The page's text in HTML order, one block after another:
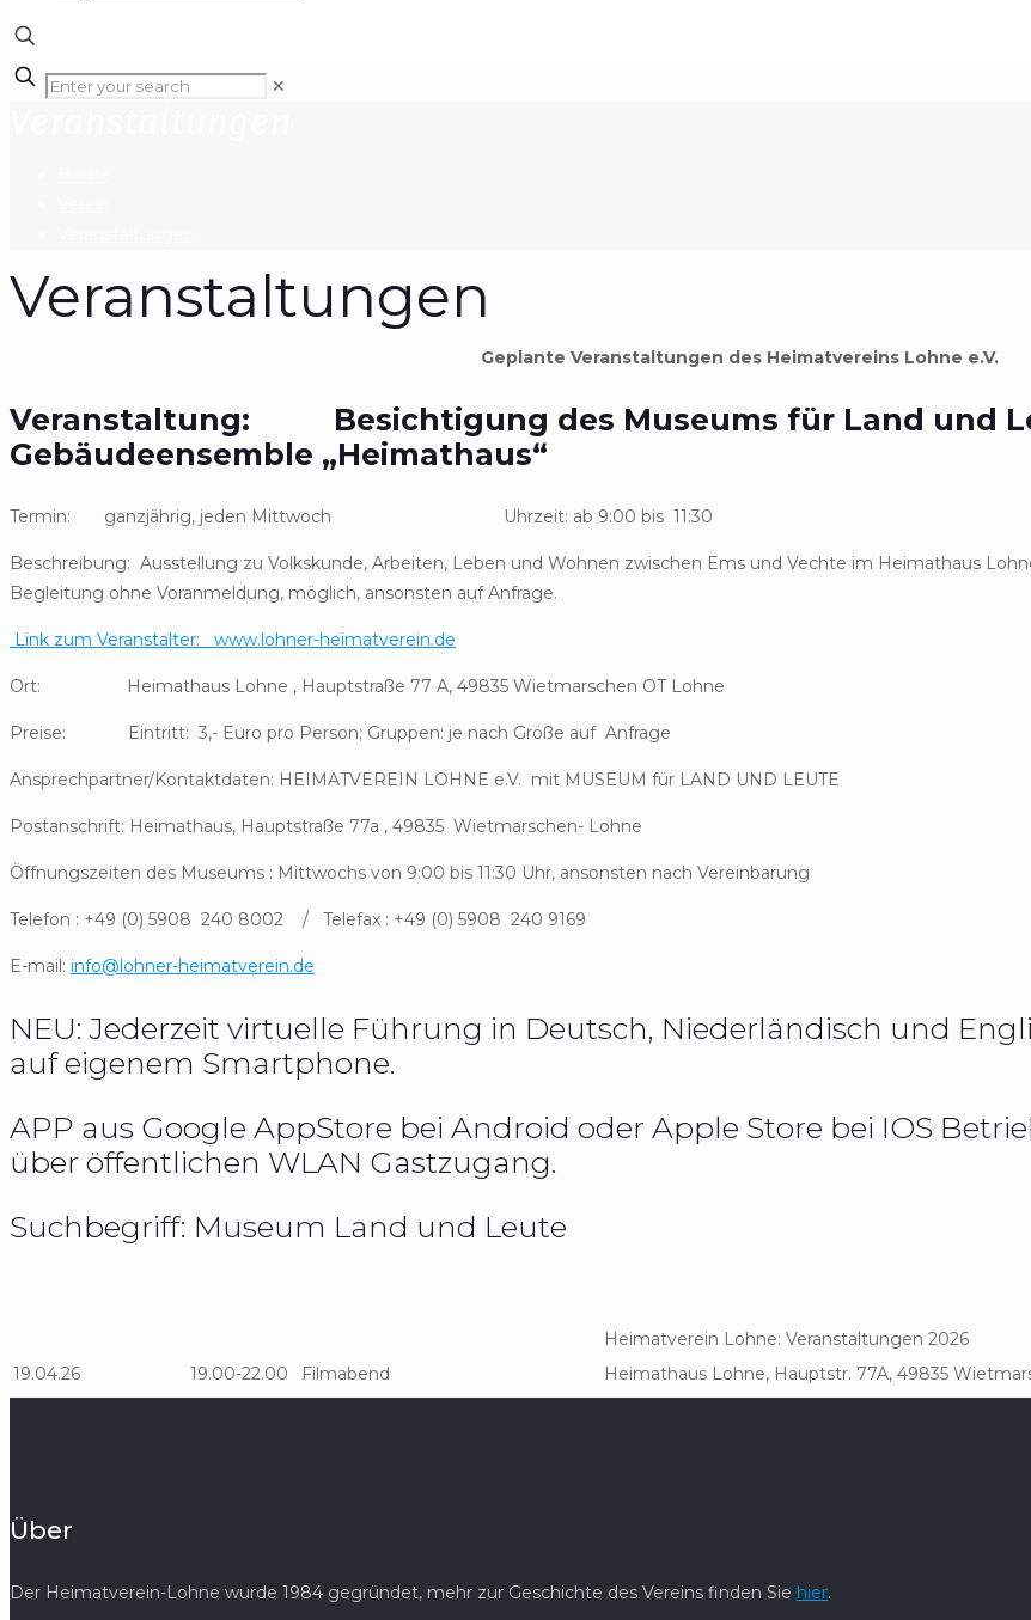
✕
Veranstaltungen
Geplante Veranstaltungen des Heimatvereins Lohne e.V.
Veranstaltung: Besichtigung des Museums für Land und
Gebäudeensemble „Heimathaus“
Termin: ganzjährig, jeden Mittwoch Uhrzeit: ab 9:00 bis 11:30
Beschreibung: Ausstellung zu Volkskunde, Arbeiten, Leben und Wohnen zwischen Ems und Vechte im Heimathaus
Begleitung ohne Voranmeldung, möglich, ansonsten auf Anfrage.
Link zum Veranstalter: www.lohner-heimatverein.de
Ort: Heimathaus Lohne , Hauptstraße 77 A, 49835 Wietmarschen OT Lohne
Preise: Eintritt: 3,- Euro pro Person; Gruppen: je nach Größe auf Anfrage
Ansprechpartner/Kontaktdaten: HEIMATVEREIN LOHNE e.V. mit MUSEUM für LAND UND LEUTE
Postanschrift: Heimathaus, Hauptstraße 77a , 49835 Wietmarschen- Lohne
Öffnungszeiten des Museums : Mittwochs von 9:00 bis 11:30 Uhr, ansonsten nach Vereinbarung
Telefon : +49 (0) 5908 240 8002 / Telefax : +49 (0) 5908 240 9169
E-mail: info@lohner-heimatverein.de
NEU: Jederzeit virtuelle Führung in Deutsch, Niederländisch und
auf eigenem Smartphone.
APP aus Google AppStore bei Android oder Apple Store bei IOS
über öffentlichen WLAN Gastzugang.
Suchbegriff: Museum Land und Leute
Heimatverein Lohne: Veranstaltungen 2026
19.04.26
19.00-22.00 Filmabend Heimathaus Lohne, Hauptstr. 77A, 49835
Über
Der Heimatverein-Lohne wurde 1984 gegründet, mehr zur Geschichte des Vereins finden Sie hier.